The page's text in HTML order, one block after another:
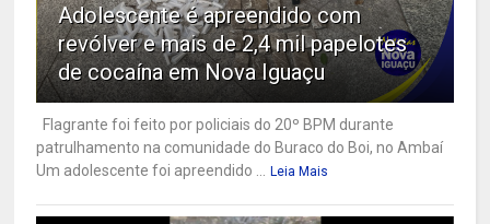
Adolescente é apreendido com
revólver e mais de 2,4 mil papelotes
de cocaína em Nova Iguaçu
Flagrante foi feito por policiais do 20º BPM durante
patrulhamento na comunidade do Buraco do Boi, no Ambaí
Um adolescente foi apreendido ...
Leia Mais